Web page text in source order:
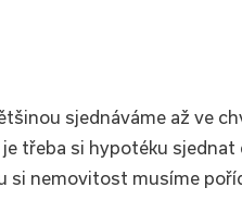
sjednáváme až ve
je třeba si hypotéku
si nemovitost musíme